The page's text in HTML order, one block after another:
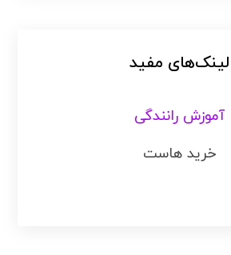
لینک‌های مفید
آموزش رانندگی
خرید هاست